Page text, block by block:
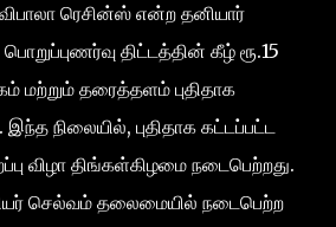
ரெசின்ஸ் என்ற தனியார்
திட்டத்தின் கீழ் ரூ.15
மற்றும் தரைத்தளம் புதிதாக
நிலையில், புதிதாக கட்டப்பட்ட
விழா திங்கள்கிழமை நடைபெற்றது.
செல்வம் தலைமையில் நடைபெற்ற